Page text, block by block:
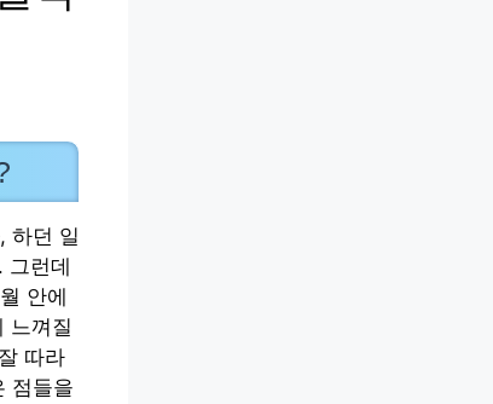
하던 일
그런데
안에
느껴질
따라
점들을